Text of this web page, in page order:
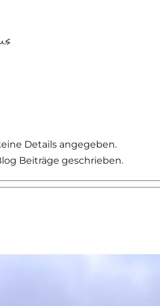
Details angegeben.
Beiträge geschrieben.